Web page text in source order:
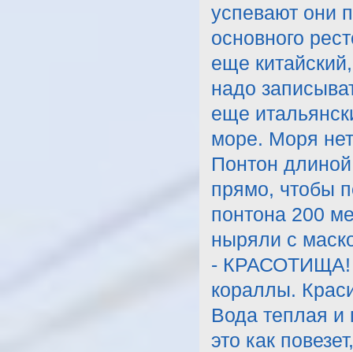
успевают они
основного
еще
надо
еще
море. Моря
Понтон
прямо, чтобы
понтона 200
ныряли с
- КРАСОТИЩА!
кораллы.
Вода теплая и
это как